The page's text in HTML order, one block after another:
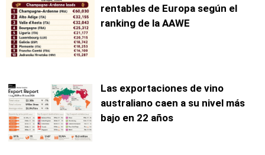
rentables de Europa según el
ranking de la AAWE
Las exportaciones de vino
australiano caen a su nivel más
bajo en 22 años